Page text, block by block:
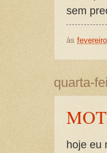
sem
às
quarta-
hoje eu